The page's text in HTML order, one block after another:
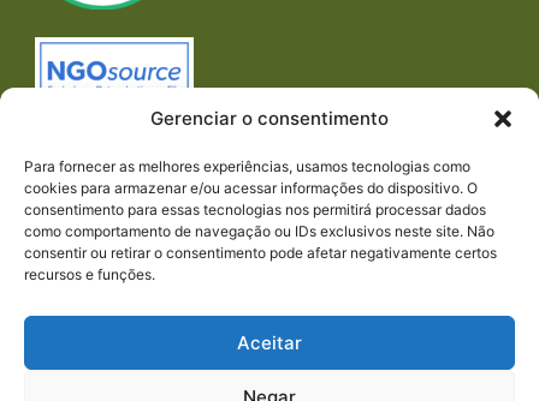
Gerenciar o consentimento
Para fornecer as melhores experiências, usamos tecnologias como
cookies para armazenar e/ou acessar informações do dispositivo. O
consentimento para essas tecnologias nos permitirá processar dados
como comportamento de navegação ou IDs exclusivos neste site. Não
consentir ou retirar o consentimento pode afetar negativamente certos
recursos e funções.
Aceitar
Negar
REDES SOCIAIS